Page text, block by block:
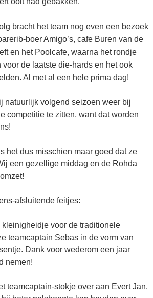
bracht het team nog even een bezoek
boer Amigo’s, cafe Buren van de
en het Poolcafe, waarna het rondje
de laatste die-hards en het ook
Al met al een hele prima dag!
natuurlijk volgend seizoen weer bij
competitie te zitten, want dat worden
het dus misschien maar goed dat ze
een gezellige middag en de Rohda
afsluitende feitjes:
kleinigheidje voor de traditionele
teamcaptain Sebas in de vorm van
Dank voor wederom een jaar
nemen!
teamcaptain-stokje over aan Evert Jan.